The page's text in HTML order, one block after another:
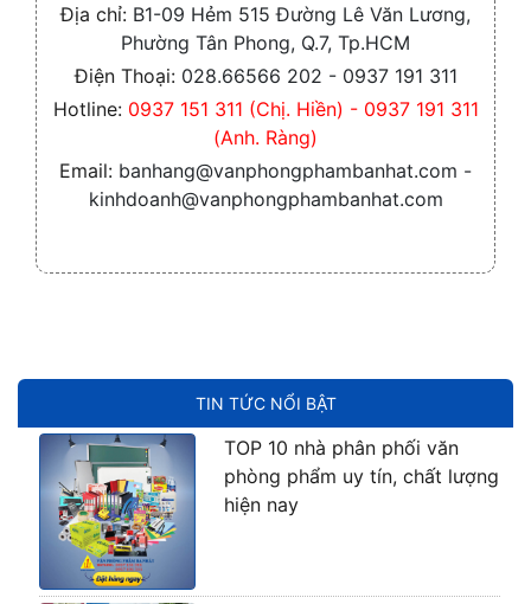
TIN TỨC NỔI BẬT
TOP 10 nhà phân phối văn
phòng phẩm uy tín, chất lượng
hiện nay
Địa chỉ: B1-09 Hẻm 515 Đường Lê Văn Lương,
Phường Tân Phong, Q.7, Tp.HCM
Điện Thoại: 028.66566 202 - 0937 191 311
Hotline: 0937 151 311 (Chị. Hiền) - 0937 191 311
(Anh. Ràng)
Email: banhang@vanphongphambanhat.com -
kinhdoanh@vanphongphambanhat.com